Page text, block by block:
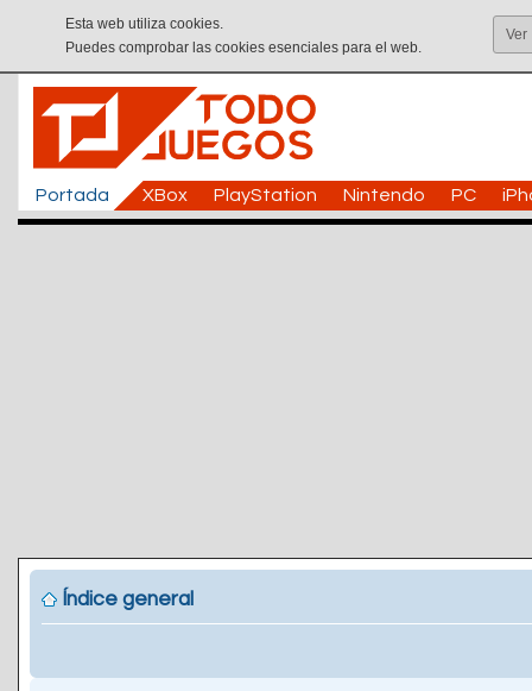
Esta web utiliza cookies.
Puedes comprobar las cookies esenciales para el web.
Ver
Portada XBox PlayStation Nintendo PC
Índice general